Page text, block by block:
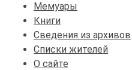
Мемуары
Книги
Сведения из архивов
Списки жителей
О сайте